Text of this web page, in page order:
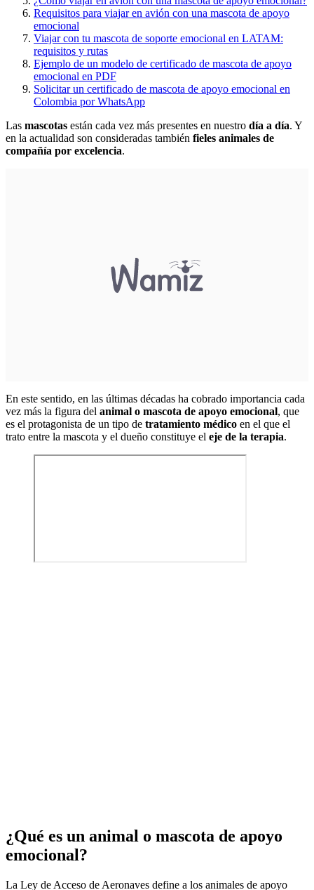
Requisitos para viajar en avión con una mascota de apoyo
emocional
Viajar con tu mascota de soporte emocional en LATAM:
requisitos y rutas
Ejemplo de un modelo de certificado de mascota de apoyo
emocional en PDF
Solicitar un certificado de mascota de apoyo emocional en
Colombia por WhatsApp
Las mascotas están cada vez más presentes en nuestro día a día. Y
en la actualidad son consideradas también fieles animales de
compañía por excelencia.
En este sentido, en las últimas décadas ha cobrado importancia cada
vez más la figura del animal o mascota de apoyo emocional, que
es el protagonista de un tipo de tratamiento médico en el que el
trato entre la mascota y el dueño constituye el eje de la terapia.
¿Qué es un animal o mascota de apoyo
emocional?
La Ley de Acceso de Aeronaves define a los animales de apoyo